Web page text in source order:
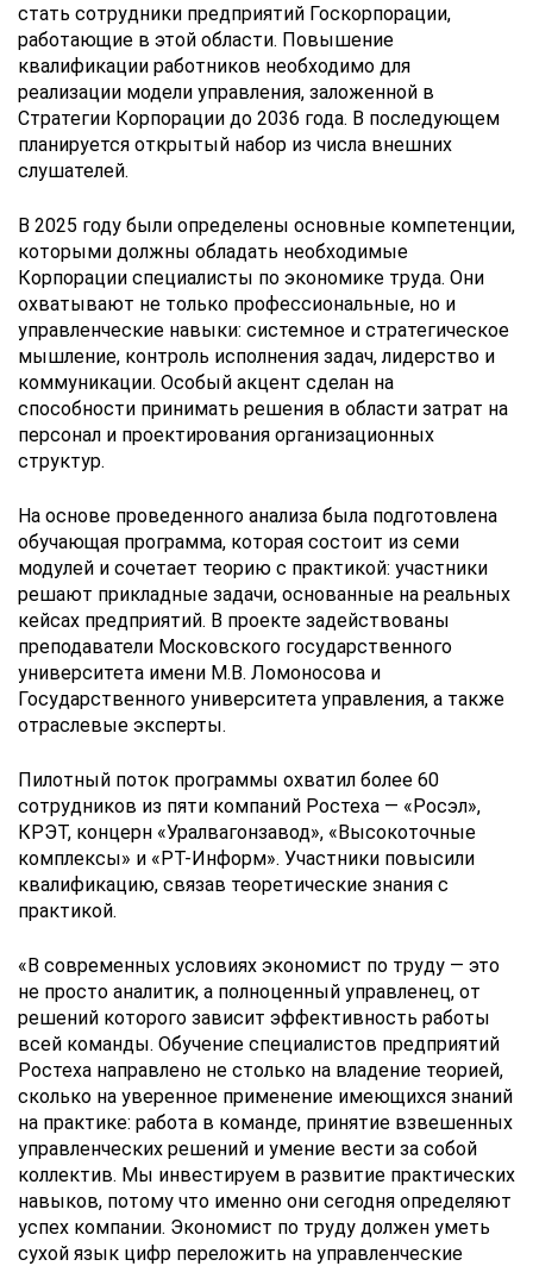
стать сотрудники предприятий Госкорпорации,
работающие в этой области. Повышение
квалификации работников необходимо для
реализации модели управления, заложенной в
Стратегии Корпорации до 2036 года. В последующем
планируется открытый набор из числа внешних
слушателей.
В 2025 году были определены основные компетенции,
которыми должны обладать необходимые
Корпорации специалисты по экономике труда. Они
охватывают не только профессиональные, но и
управленческие навыки: системное и стратегическое
мышление, контроль исполнения задач, лидерство и
коммуникации. Особый акцент сделан на
способности принимать решения в области затрат на
персонал и проектирования организационных
структур.
На основе проведенного анализа была подготовлена
обучающая программа, которая состоит из семи
модулей и сочетает теорию с практикой: участники
решают прикладные задачи, основанные на реальных
кейсах предприятий. В проекте задействованы
преподаватели Московского государственного
университета имени М.В. Ломоносова и
Государственного университета управления, а также
отраслевые эксперты.
Пилотный поток программы охватил более 60
сотрудников из пяти компаний Ростеха — «Росэл»,
КРЭТ, концерн «Уралвагонзавод», «Высокоточные
комплексы» и «РТ-Информ». Участники повысили
квалификацию, связав теоретические знания с
практикой.
«В современных условиях экономист по труду — это
не просто аналитик, а полноценный управленец, от
решений которого зависит эффективность работы
всей команды. Обучение специалистов предприятий
Ростеха направлено не столько на владение теорией,
сколько на уверенное применение имеющихся знаний
на практике: работа в команде, принятие взвешенных
управленческих решений и умение вести за собой
коллектив. Мы инвестируем в развитие практических
навыков, потому что именно они сегодня определяют
успех компании. Экономист по труду должен уметь
сухой язык цифр переложить на управленческие